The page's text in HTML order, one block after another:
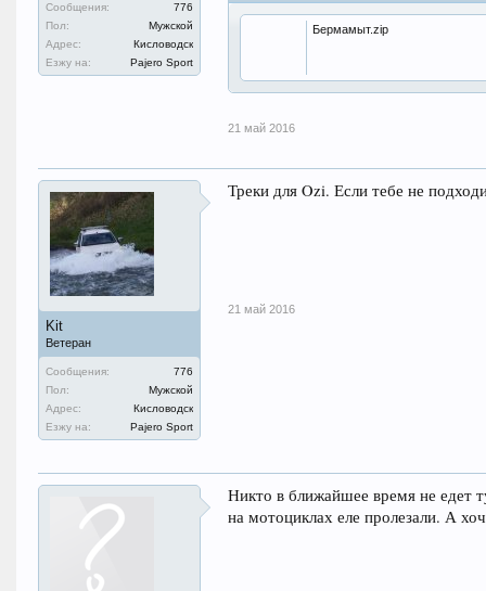
Сообщения:
776
Пол:
Мужской
Адрес:
Кисловодск
Езжу на:
Pajero Sport
Бермамыт.zip
21 май 2016
Kit
Ветеран
Сообщения:
776
Пол:
Мужской
Адрес:
Кисловодск
Езжу на:
Pajero Sport
Треки для Ozi. Если тебе не
21 май 2016
Никто в ближайшее время не едет
на мотоциклах еле пролезали. А